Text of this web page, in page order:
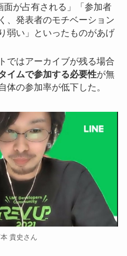
面が占有される」「参加者
、発表者のモチベーション
弱い」といったものがあげ
ではアーカイブが残る場合
イムで参加する必要性が無
体の参加率が低下した。
貴史さん